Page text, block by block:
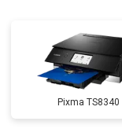
Pixma TS8340